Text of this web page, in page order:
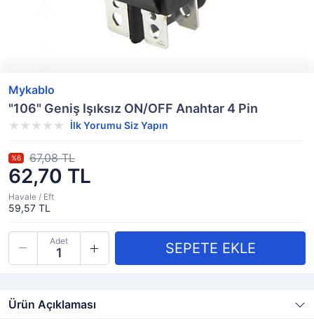
Mykablo
"106" Geniş Işıksız ON/OFF Anahtar 4 Pin
İlk Yorumu Siz Yapın
62,70 TL
%6 67,08 TL
Havale / Eft
59,57 TL
Adet
Ürün Açıklaması